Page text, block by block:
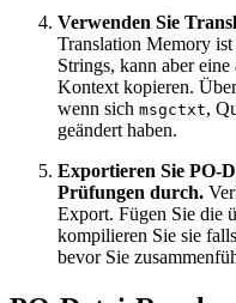
Verwenden Sie
Translation Memory
Strings, kann aber
Kontext kopieren.
wenn sich msgctxt,
geändert haben.
Exportieren Sie PO-
Prüfungen durch.
Export. Fügen Sie die
kompilieren Sie sie
bevor Sie